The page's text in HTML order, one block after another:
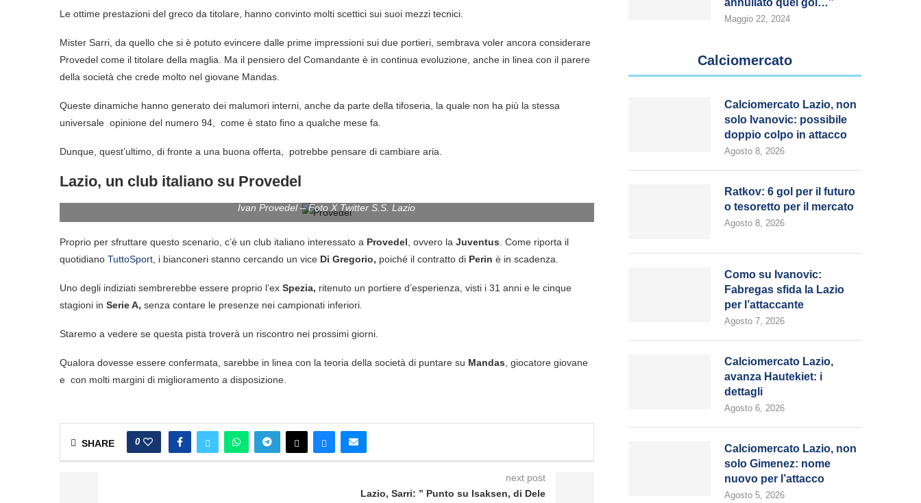
Le ottime prestazioni del greco da titolare, hanno convinto molti scettici sui suoi mezzi tecnici.
Mister Sarri, da quello che si è potuto evincere dalle prime impressioni sui due portieri, sembrava voler ancora considerare
Provedel come il titolare della maglia. Ma il pensiero del Comandante è in continua evoluzione, anche in linea con il parere
della società che crede molto nel giovane Mandas.
Queste dinamiche hanno generato dei malumori interni, anche da parte della tifoseria, la quale non ha più la stessa
universale opinione del numero 94, come è stato fino a qualche mese fa.
Dunque, quest’ultimo, di fronte a una buona offerta, potrebbe pensare di cambiare aria.
Lazio, un club italiano su Provedel
Ivan Provedel – Foto X Twitter S.S. Lazio
Proprio per sfruttare questo scenario, c’è un club italiano interessato a Provedel , ovvero la Juventus . Come riporta il
quotidiano TuttoSport , i bianconeri stanno cercando un vice Di Gregorio, poiché il contratto di Perin è in scadenza.
Uno degli indiziati sembrerebbe essere proprio l’ex Spezia, ritenuto un portiere d’esperienza, visti i 31 anni e le cinque
stagioni in Serie A, senza contare le presenze nei campionati inferiori.
Staremo a vedere se questa pista troverà un riscontro nei prossimi giorni.
Qualora dovesse essere confermata, sarebbe in linea con la teoria della società di puntare su Mandas , giocatore giovane
e con molti margini di miglioramento a disposizione.
SHARE 0
next post
Lazio, Sarri: ” Punto su Isaksen, di Dele
annullato quel gol…”
Maggio 22, 2024
Calciomercato
Calciomercato Lazio, non
solo Ivanovic: possibile
doppio colpo in attacco
Agosto 8, 2026
Ratkov: 6 gol per il futuro
o tesoretto per il mercato
Agosto 8, 2026
Como su Ivanovic:
Fabregas sfida la Lazio
per l’attaccante
Agosto 7, 2026
Calciomercato Lazio,
avanza Hautekiet: i
dettagli
Agosto 6, 2026
Calciomercato Lazio, non
solo Gimenez: nome
nuovo per l’attacco
Agosto 5, 2026